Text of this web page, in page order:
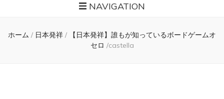
NAVIGATION
ホーム / 日本発祥 /
【日本発祥】誰もが知っているボードゲームオ
セロ /castella